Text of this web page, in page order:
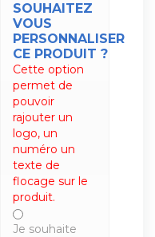
SOUHAITEZ
VOUS
PERSONNALISER
CE PRODUIT ?
Cette option
permet de
pouvoir
rajouter un
logo, un
numéro un
texte de
flocage sur le
produit.
Je souhaite